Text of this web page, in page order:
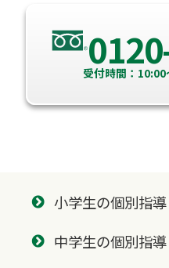
受付時間：
小学生の個別指導
中学生の個別指導